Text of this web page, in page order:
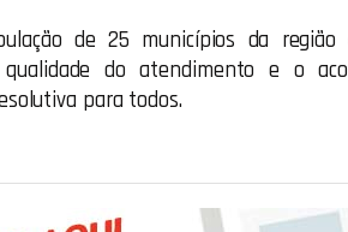
de 25 municípios da região
do atendimento e o
para todos.